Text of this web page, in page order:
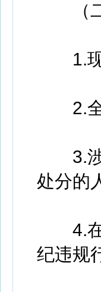
（二
1.现
2.全
3.涉
处分的
4.在
纪违规